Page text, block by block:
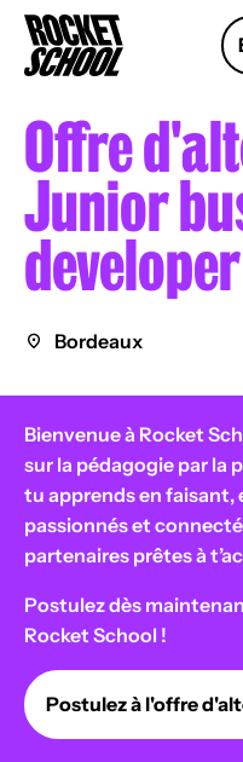
Offre
Junior
developer
Bordeaux
Bienvenue à Rocket
sur la pédagogie par la
tu apprends en faisant,
passionnés et
partenaires prêtes à
Postulez dès
Rocket School !
Postulez à l'offre
Panneau de gestion des